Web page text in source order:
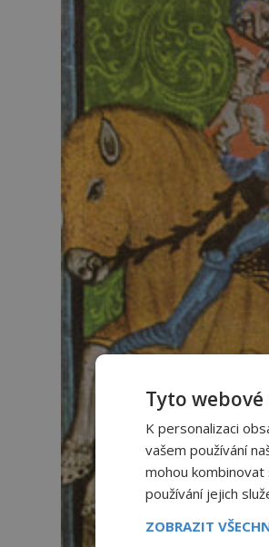
Tyto
K personalizaci
vašem používání
mohou
používání jejich
ZOBRAZIT